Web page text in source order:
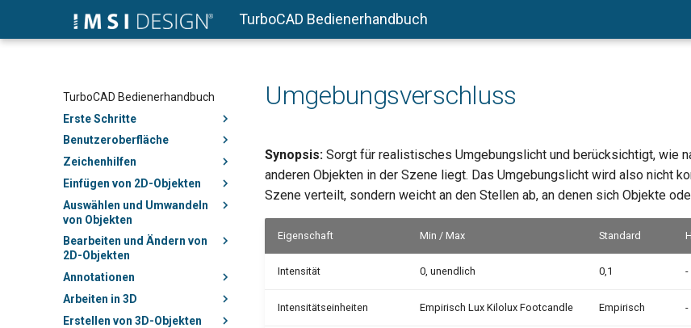
TurboCAD Bedienerhandbuch
TurboCAD Bedienerhandbuch
Erste Schritte
Benutzeroberfläche
Zeichenhilfen
Einfügen von 2D-Objekten
Auswählen und Umwandeln
von Objekten
Bearbeiten und Ändern von
2D-Objekten
Annotationen
Arbeiten in 3D
Erstellen von 3D-Objekten
Umgebungsverschluss
Synopsis: Sorgt für realistisches Umgebungslicht und berücksichtigt, wie
anderen Objekten in der Szene liegt. Das Umgebungslicht wird also nicht
Szene verteilt, sondern weicht an den Stellen ab, an denen sich Objekte
Eigenschaft Min / Max Standard
Intensität 0, unendlich 0,1 -
Intensitätseinheiten Empirisch Lux Kilolux Footcandle Empirisch -